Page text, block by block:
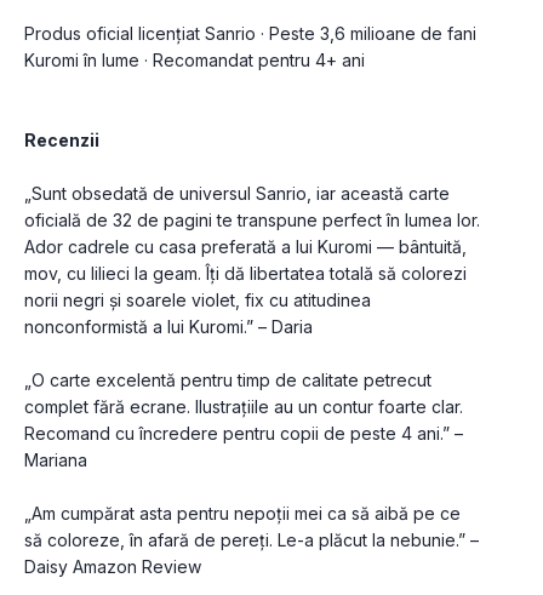
Produs oficial licențiat Sanrio · Peste 3,6 milioane de fani
Kuromi în lume · Recomandat pentru 4+ ani
Recenzii
„Sunt obsedată de universul Sanrio, iar această carte
oficială de 32 de pagini te transpune perfect în lumea lor.
Ador cadrele cu casa preferată a lui Kuromi — bântuită,
mov, cu lilieci la geam. Îți dă libertatea totală să colorezi
norii negri și soarele violet, fix cu atitudinea
nonconformistă a lui Kuromi.” – Daria
„O carte excelentă pentru timp de calitate petrecut
complet fără ecrane. Ilustrațiile au un contur foarte clar.
Recomand cu încredere pentru copii de peste 4 ani.” –
Mariana
„Am cumpărat asta pentru nepoții mei ca să aibă pe ce
să coloreze, în afară de pereți. Le-a plăcut la nebunie.” –
Daisy Amazon Review